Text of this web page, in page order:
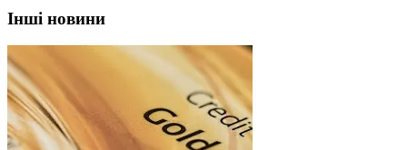
Інші новини